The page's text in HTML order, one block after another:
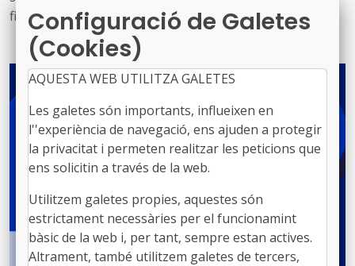
finançament conjunt de 742,5 milions d'euros i
contribuiran als objectius del Pacte Verd Europeu, fent
front a la degradació ambiental, ajudant a revertir la
pèrdua de biodiversitat i millorant la gestió dels
recursos naturals.
Configuració de Galetes
(Cookies)
AQUESTA WEB UTILITZA GALETES
Les galetes són importants, influeixen en
l''experiència de navegació, ens ajuden a protegir
la privacitat i permeten realitzar les peticions que
ens solicitin a través de la web.
Utilitzem galetes propies, aquestes són
estrictament necessàries per el funcionamint
bàsic de la web i, per tant, sempre estan actives.
Altrament, també utilitzem galetes de tercers,